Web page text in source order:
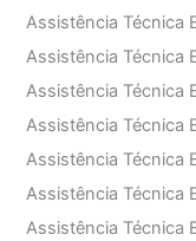
Assistência Técnica
Assistência Técnica
Assistência Técnica
Assistência Técnica
Assistência Técnica
Assistência Técnica
Assistência Técnica